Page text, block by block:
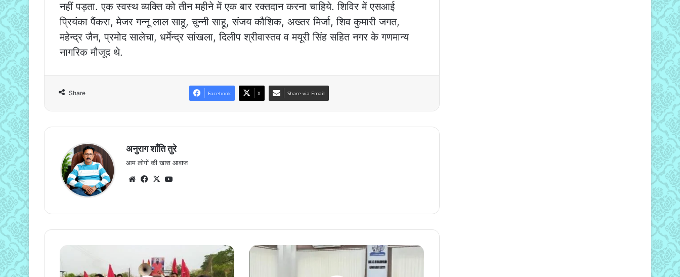
नहीं पड़ता. एक स्वस्थ व्यक्ति को तीन महीने में एक बार रक्तदान करना चाहिये. शिविर में एसआई
प्रियंका पैंकरा, मेजर गन्नू लाल साहू, चुन्नी साहू, संजय कौशिक, अख्तर मिर्जा, शिव कुमारी जगत,
महेन्द्र जैन, प्रमोद सालेचा, धर्मेन्द्र सांखला, दिलीप श्रीवास्तव व मयूरी सिंह सहित नगर के गणमान्य
नागरिक मौजूद थे.
Share Facebook X Share via Email
अनुराग शाँति तुरे
आम लोगों की खास आवाज
WebsiteFacebook
X
के
इंदिरा